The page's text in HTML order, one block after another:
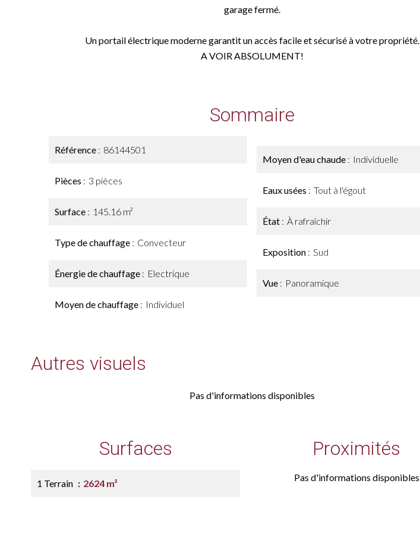
garage fermé.
Un portail électrique moderne garantit un accès facile et sécurisé à votre propriété.
A VOIR ABSOLUMENT!
Sommaire
Référence 86144501
Pièces 3 pièces
Surface 145.16 m²
Type de chauffage Convecteur
Énergie de chauffage Electrique
Moyen de chauffage Individuel
Moyen d'eau chaude Individuelle
Eaux usées Tout à l'égout
État À rafraîchir
Exposition Sud
Vue Panoramique
Autres visuels
Pas d'informations disponibles
Surfaces
1 Terrain 2624 m²
Proximités
Pas d'informations disponibles